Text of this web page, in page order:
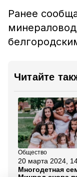
Ранее
Читайте
Общество
20 марта 2024,
Многодетная